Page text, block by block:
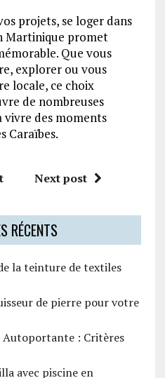
projets, se loger dans
Martinique promet
Que vous
explorer ou vous
locale, ce choix
de nombreuses
vivre des moments
Caraïbes.
Next post
RÉCENTS
la teinture de textiles
de pierre pour votre
Autoportante : Critères
avec piscine en